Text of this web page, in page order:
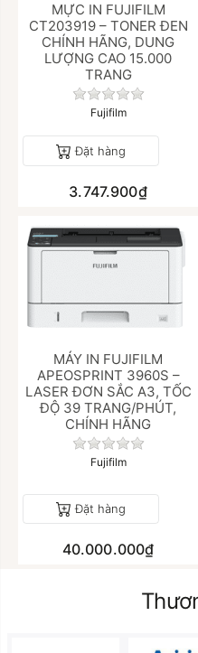
MỰC IN FUJIFILM
CT203919 – TONER ĐEN
CHÍNH HÃNG, DUNG
LƯỢNG CAO 15.000
TRANG
Chưa có đánh
Fujifilm
Đặt hàng
3.747.900₫
MÁY IN FUJIFILM
APEOSPRINT 3960S –
LASER ĐƠN SẮC A3, TỐC
ĐỘ 39 TRANG/PHÚT,
CHÍNH HÃNG
Chưa có đánh
Fujifilm
Đặt hàng
40.000.000₫